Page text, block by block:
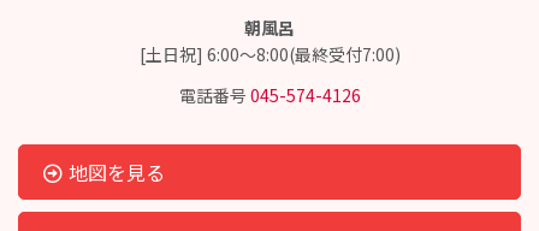
朝風呂
[土日祝] 6:00～8:00(最終受付7:00)
電話番号 045-574-4126
地図を見る